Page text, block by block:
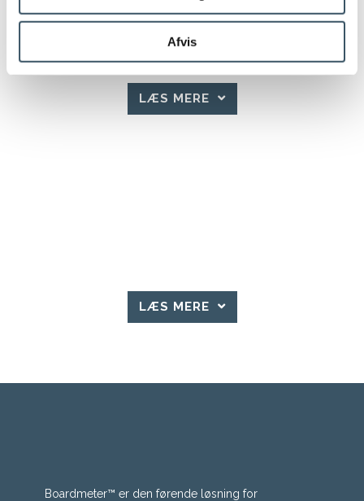
Afvis
LÆS MERE
LÆS MERE
Boardmeter™ er den førende løsning for